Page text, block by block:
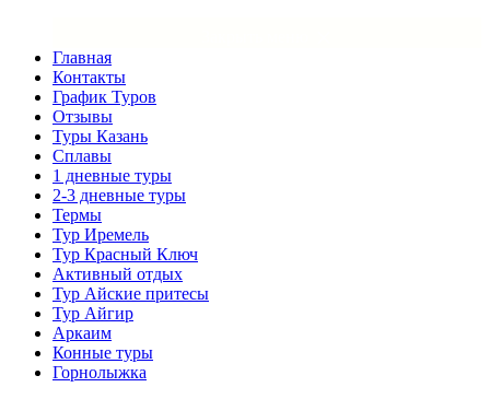
Главная
Контакты
График Туров
Отзывы
Туры Казань
Сплавы
1 дневные туры
2-3 дневные туры
Термы
Тур Иремель
Тур Красный Ключ
Активный отдых
Тур Айские притесы
Тур Айгир
Аркаим
Конные туры
Горнолыжка